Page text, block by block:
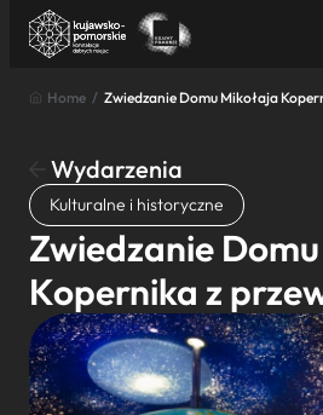
Znajdź atrakcję
Nazwa atrakcji
Miasto
Kategoria
Home / Zwiedzanie Domu Mikołaja
Wydarzenia
Kulturalne i historyczne
Zwiedzanie
Kopernika z